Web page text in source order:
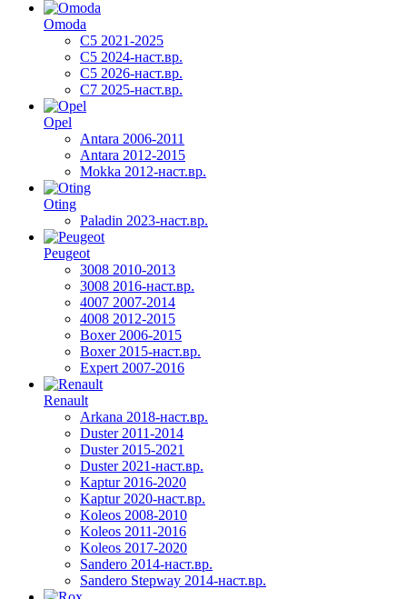
Omoda
C5 2021-2025
C5 2024-наст.вр.
C5 2026-наст.вр.
C7 2025-наст.вр.
Opel
Antara 2006-2011
Antara 2012-2015
Mokka 2012-наст.вр.
Oting
Paladin 2023-наст.вр.
Peugeot
3008 2010-2013
3008 2016-наст.вр.
4007 2007-2014
4008 2012-2015
Boxer 2006-2015
Boxer 2015-наст.вр.
Expert 2007-2016
Renault
Arkana 2018-наст.вр.
Duster 2011-2014
Duster 2015-2021
Duster 2021-наст.вр.
Kaptur 2016-2020
Kaptur 2020-наст.вр.
Koleos 2008-2010
Koleos 2011-2016
Koleos 2017-2020
Sandero 2014-наст.вр.
Sandero Stepway 2014-наст.вр.